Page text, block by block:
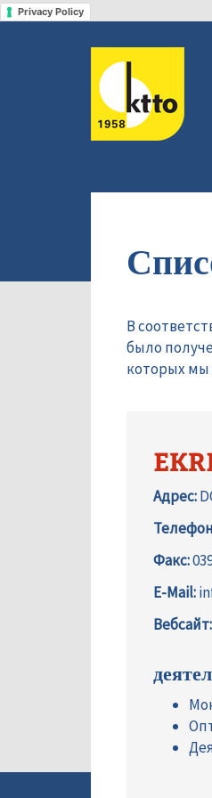
Privacy Policy
В
было
которых мы
Адрес:
Факс:
E-Mail:
Вебсайт: